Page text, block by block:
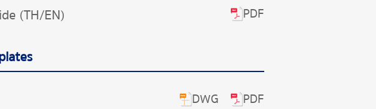
(TH/EN) PDF
DWG PDF